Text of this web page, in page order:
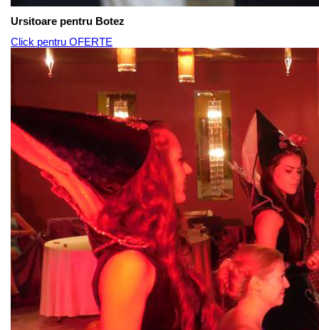
Ursitoare pentru Botez
Click pentru OFERTE